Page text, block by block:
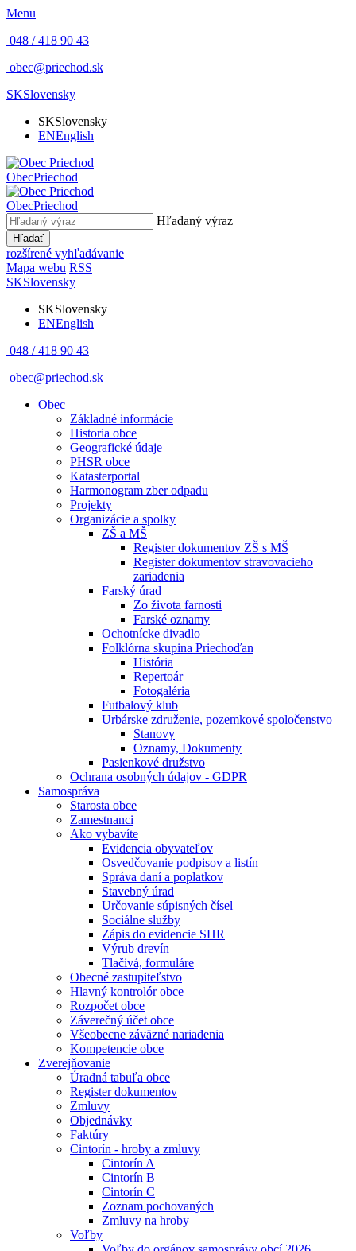
Menu
048 / 418 90 43
obec@priechod.sk
SKSlovensky
SKSlovensky
ENEnglish
ObecPriechod
ObecPriechod
Hľadaný výraz
Hľadať
rozšírené vyhľadávanie
Mapa webu RSS
SKSlovensky
SKSlovensky
ENEnglish
048 / 418 90 43
obec@priechod.sk
Obec
Základné informácie
Historia obce
Geografické údaje
PHSR obce
Katasterportal
Harmonogram zber odpadu
Projekty
Organizácie a spolky
ZŠ a MŠ
Register dokumentov ZŠ s MŠ
Register dokumentov stravovacieho
zariadenia
Farský úrad
Zo života farnosti
Farské oznamy
Ochotnícke divadlo
Folklórna skupina Priechoďan
História
Repertoár
Fotogaléria
Futbalový klub
Urbárske združenie, pozemkové spoločenstvo
Stanovy
Oznamy, Dokumenty
Pasienkové družstvo
Ochrana osobných údajov - GDPR
Samospráva
Starosta obce
Zamestnanci
Ako vybavíte
Evidencia obyvateľov
Osvedčovanie podpisov a listín
Správa daní a poplatkov
Stavebný úrad
Určovanie súpisných čísel
Sociálne služby
Zápis do evidencie SHR
Výrub drevín
Tlačivá, formuláre
Obecné zastupiteľstvo
Hlavný kontrolór obce
Rozpočet obce
Záverečný účet obce
Všeobecne záväzné nariadenia
Kompetencie obce
Zverejňovanie
Úradná tabuľa obce
Register dokumentov
Zmluvy
Objednávky
Faktúry
Cintorín - hroby a zmluvy
Cintorín A
Cintorín B
Cintorín C
Zoznam pochovaných
Zmluvy na hroby
Voľby